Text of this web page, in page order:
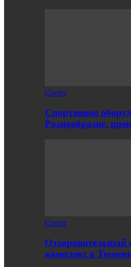
Спорт
Спортивное
Разнообразие,
Спорт
Оздоровительный
комплекс в